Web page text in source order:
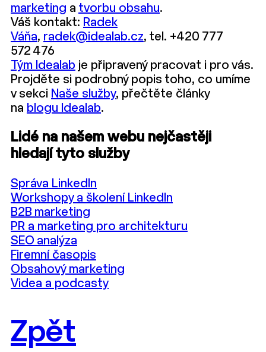
marketing a tvorbu obsahu.
Váš kontakt: Radek
Váňa, radek@idealab.cz, tel. +420 777
572 476
Tým Idealab je připravený pracovat i pro vás.
Projděte si podrobný popis toho, co umíme
v sekci Naše služby, přečtěte články
na blogu Idealab.
Lidé na našem webu nejčastěji
hledají tyto služby
Správa LinkedIn
Workshopy a školení LinkedIn
B2B marketing
PR a marketing pro architekturu
SEO analýza
Firemní časopis
Obsahový marketing
Videa a podcasty
Zpět